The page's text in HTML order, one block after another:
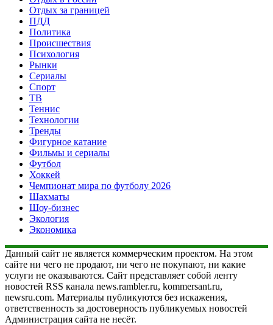
Отдых за границей
ПДД
Политика
Происшествия
Психология
Рынки
Сериалы
Спорт
ТВ
Теннис
Технологии
Тренды
Фигурное катание
Фильмы и сериалы
Футбол
Хоккей
Чемпионат мира по футболу 2026
Шахматы
Шоу-бизнес
Экология
Экономика
Данный сайт не является коммерческим проектом. На этом
сайте ни чего не продают, ни чего не покупают, ни какие
услуги не оказываются. Сайт представляет собой ленту
новостей RSS канала news.rambler.ru, kommersant.ru,
newsru.com. Материалы публикуются без искажения,
ответственность за достоверность публикуемых новостей
Администрация сайта не несёт.